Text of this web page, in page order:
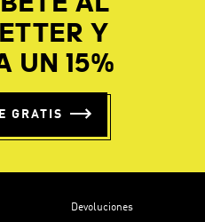
Y
UN 15%
GRATIS
Devoluciones